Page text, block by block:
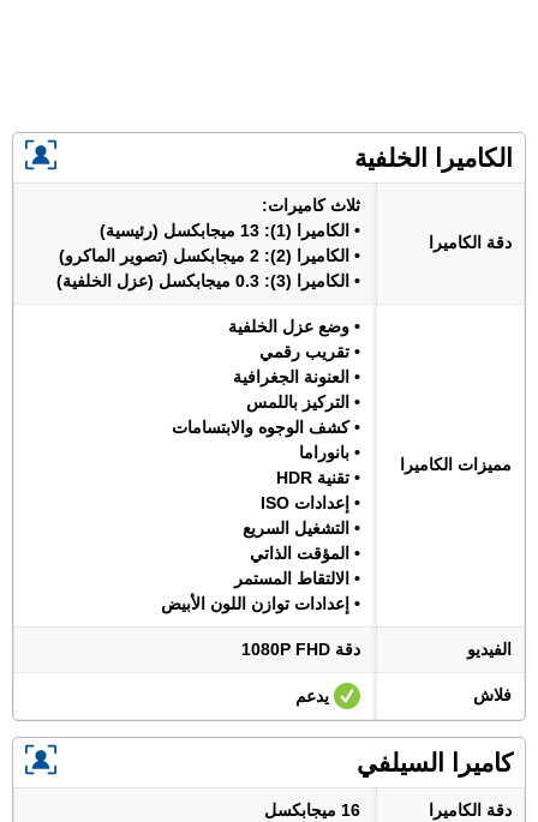
الكاميرا الخلفية
دقة الكاميرا
ثلاث كاميرات:
• الكاميرا (1): 13 ميجابكسل (رئيسية)
• الكاميرا (2): 2 ميجابكسل (تصوير الماكرو)
• الكاميرا (3): 0.3 ميجابكسل (عزل الخلفية)
مميزات الكاميرا
• وضع عزل الخلفية
• تقريب رقمي
• العنونة الجغرافية
• التركيز باللمس
• كشف الوجوه والابتسامات
• بانوراما
• تقنية HDR
• إعدادات ISO
• التشغيل السريع
• المؤقت الذاتي
• الالتقاط المستمر
• إعدادات توازن اللون الأبيض
الفيديو دقة 1080P FHD
فلاش يدعم
كاميرا السيلفي
دقة الكاميرا 16 ميجابكسل